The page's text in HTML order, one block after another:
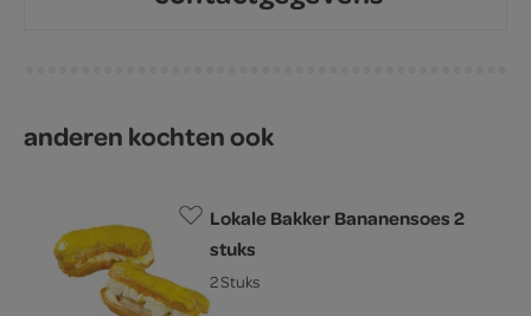
anderen kochten ook
Lokale Bakker Bananensoes 2
stuks
2 Stuks